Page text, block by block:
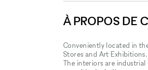
À PROPOS DE
Conveniently located in
Stores and Art
The interiors are